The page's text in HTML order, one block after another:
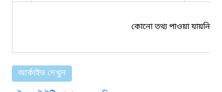
কোনো তথ্য পাওয়া যায়নি।
আর্কাইভ দেখুন